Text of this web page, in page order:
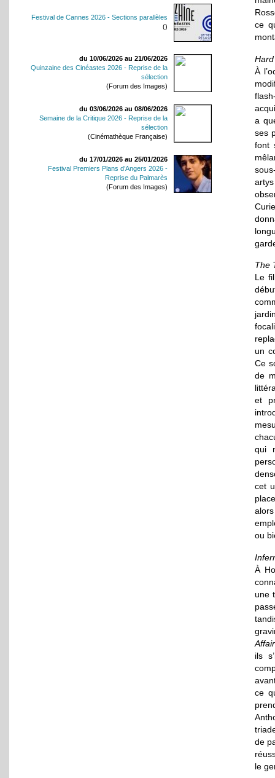
Festival de Cannes 2026 - Sections parallèles
()
du 10/06/2026 au 21/06/2026
Quinzaine des Cinéastes 2026 - Reprise de la
sélection
(Forum des Images)
du 03/06/2026 au 08/06/2026
Semaine de la Critique 2026 - Reprise de la
sélection
(Cinémathèque Française)
du 17/01/2026 au 25/01/2026
Festival Premiers Plans d’Angers 2026 -
Reprise du Palmarès
(Forum des Images)
ce
À
a
ses
font
The
Le
un
Ce
de
et
qui
cet
ou
À
une
ils
ce
de
le